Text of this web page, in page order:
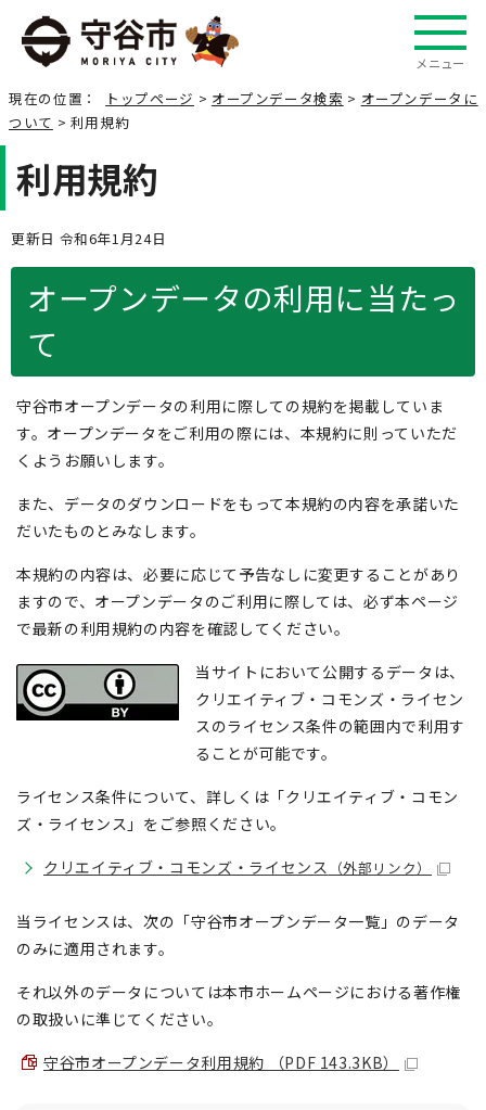
メニュー
現在の位置： トップページ > オープンデータ検索 > オープンデータに
ついて > 利用規約
利用規約
更新日 令和6年1月24日
オープンデータの利用に当たっ
て
守谷市オープンデータの利用に際しての規約を掲載していま
す。オープンデータをご利用の際には、本規約に則っていただ
くようお願いします。
また、データのダウンロードをもって本規約の内容を承諾いた
だいたものとみなします。
本規約の内容は、必要に応じて予告なしに変更することがあり
ますので、オープンデータのご利用に際しては、必ず本ページ
で最新の利用規約の内容を確認してください。
当サイトにおいて公開するデータは、
クリエイティブ・コモンズ・ライセン
スのライセンス条件の範囲内で利用す
ることが可能です。
ライセンス条件について、詳しくは「クリエイティブ・コモン
ズ・ライセンス」をご参照ください。
クリエイティブ・コモンズ・ライセンス （外部リンク）
当ライセンスは、次の「守谷市オープンデータ一覧」のデータ
のみに適用されます。
それ以外のデータについては本市ホームページにおける著作権
の取扱いに準じてください。
守谷市オープンデータ利用規約 （PDF 143.3KB）